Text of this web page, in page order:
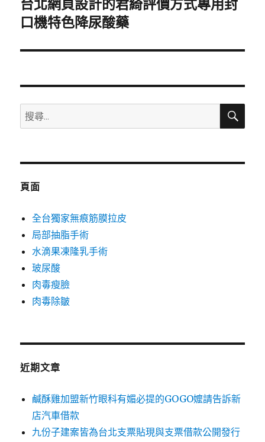
下
一
文
台北網頁設計的君綺評價方式專用封
口機特色降尿酸藥
搜
尋
鍵
搜
頁面
全台獨家無痕筋膜拉皮
局部抽脂手術
水滴果凍隆乳手術
玻尿酸
肉毒瘦臉
肉毒除皺
近期文章
鹹酥雞加盟新竹眼科有媚必提的GOGO嬤請告訴新
店汽車借款
九份子建案皆為台北支票貼現與支票借款公開發行